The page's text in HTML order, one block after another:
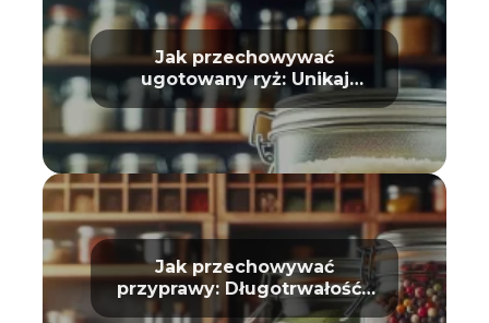
Jak przechowywać
ugotowany ryż: Unikaj
zepsucia
Jak przechowywać
przyprawy: Długotrwałość i
aromat